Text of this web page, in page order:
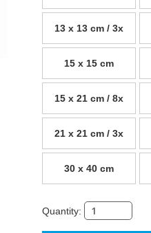
13 x 13 cm / 3x
15 x 15 cm
15 x 21 cm / 8x
21 x 21 cm / 3x
30 x 40 cm
Quantity: